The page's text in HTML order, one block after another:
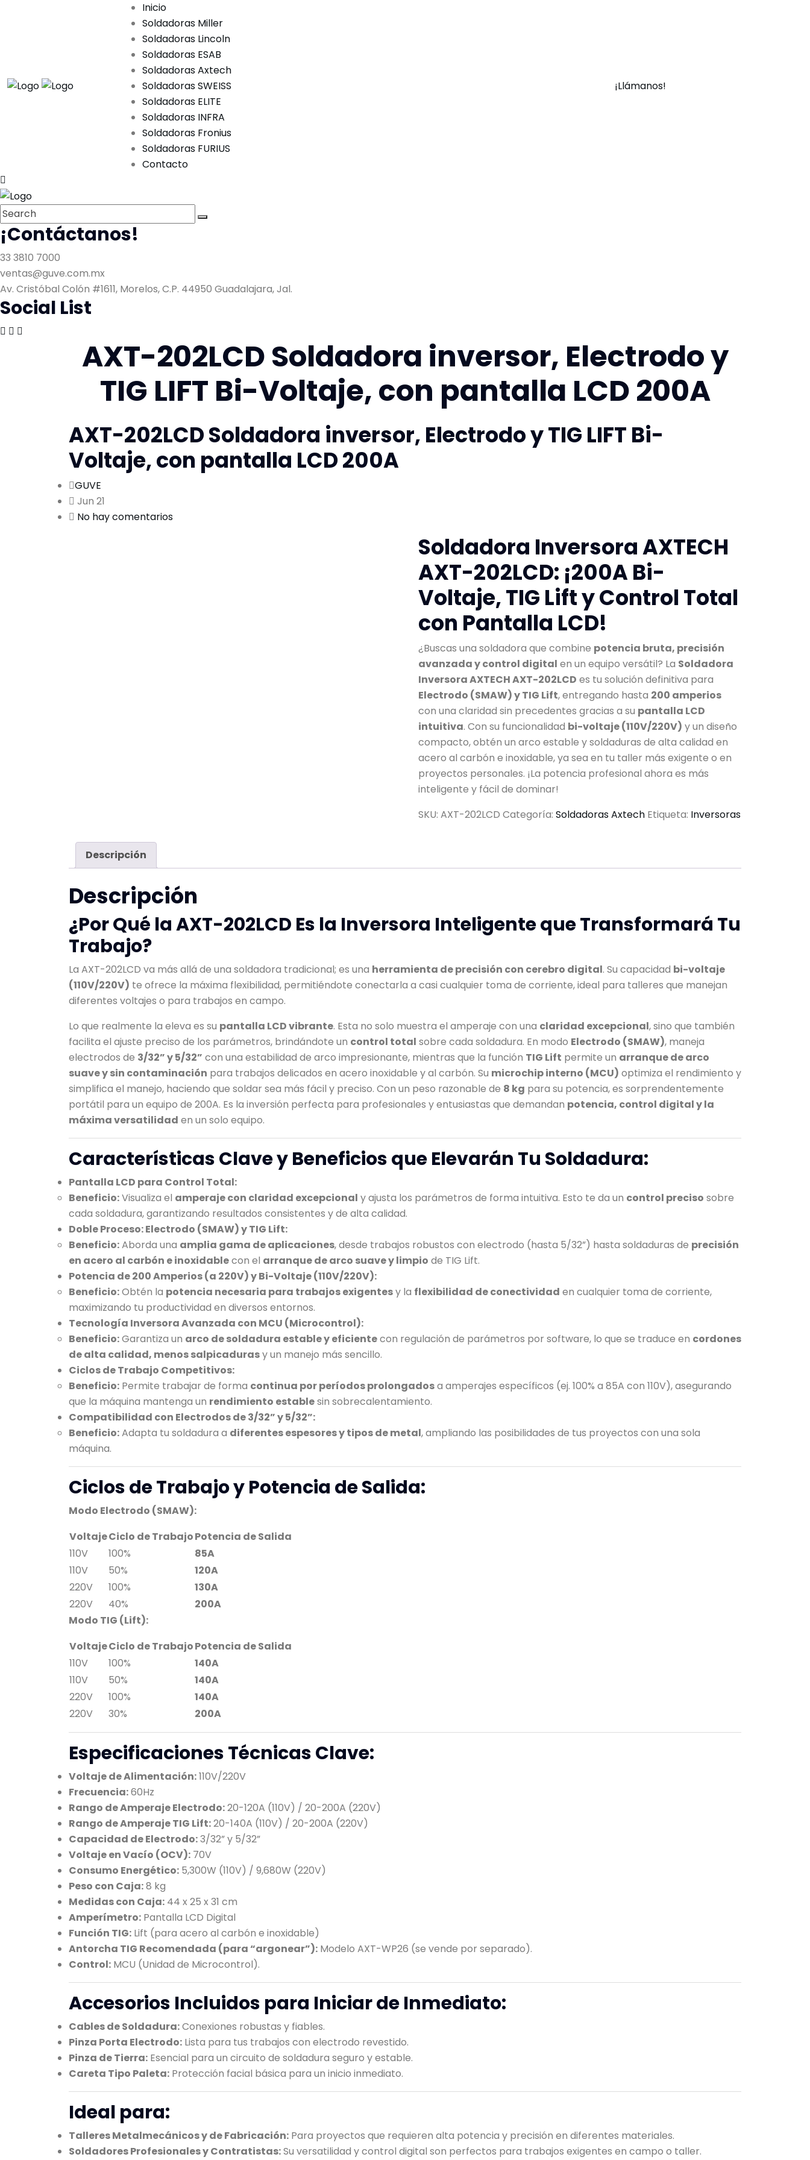
Inicio
Soldadoras Miller
Soldadoras Lincoln
Soldadoras ESAB
Soldadoras Axtech
Soldadoras SWEISS
Soldadoras ELITE
Soldadoras INFRA
Soldadoras Fronius
Soldadoras FURIUS
Contacto
¡Llámanos!
¡Contáctanos!
33 3810 7000
ventas@guve.com.mx
Av. Cristóbal Colón #1611, Morelos, C.P. 44950 Guadalajara, Jal.
Social List
AXT-202LCD Soldadora inversor, Electrodo y
TIG LIFT Bi-Voltaje, con pantalla LCD 200A
AXT-202LCD Soldadora inversor, Electrodo y TIG LIFT Bi-
Voltaje, con pantalla LCD 200A
GUVE
Jun 21
No hay comentarios
Soldadora Inversora AXTECH
AXT-202LCD: ¡200A Bi-
Voltaje, TIG Lift y Control Total
con Pantalla LCD!
¿Buscas una soldadora que combine potencia bruta, precisión
avanzada y control digital en un equipo versátil? La Soldadora
Inversora AXTECH AXT-202LCD es tu solución definitiva para
Electrodo (SMAW) y TIG Lift, entregando hasta 200 amperios
con una claridad sin precedentes gracias a su pantalla LCD
intuitiva. Con su funcionalidad bi-voltaje (110V/220V) y un diseño
compacto, obtén un arco estable y soldaduras de alta calidad en
acero al carbón e inoxidable, ya sea en tu taller más exigente o en
proyectos personales. ¡La potencia profesional ahora es más
inteligente y fácil de dominar!
SKU:AXT-202LCD Categoría:Soldadoras Axtech Etiqueta: Inversoras
Descripción
Descripción
¿Por Qué la AXT-202LCD Es la Inversora Inteligente que Transformará Tu
Trabajo?
La AXT-202LCD va más allá de una soldadora tradicional; es una herramienta de precisión con cerebro digital. Su capacidad bi-voltaje
(110V/220V) te ofrece la máxima flexibilidad, permitiéndote conectarla a casi cualquier toma de corriente, ideal para talleres que manejan
diferentes voltajes o para trabajos en campo.
Lo que realmente la eleva es su pantalla LCD vibrante. Esta no solo muestra el amperaje con una claridad excepcional, sino que también
facilita el ajuste preciso de los parámetros, brindándote un control total sobre cada soldadura. En modo Electrodo (SMAW), maneja
electrodos de 3/32” y 5/32” con una estabilidad de arco impresionante, mientras que la función TIG Lift permite un arranque de arco
suave y sin contaminación para trabajos delicados en acero inoxidable y al carbón. Su microchip interno (MCU) optimiza el rendimiento y
simplifica el manejo, haciendo que soldar sea más fácil y preciso. Con un peso razonable de 8 kg para su potencia, es sorprendentemente
portátil para un equipo de 200A. Es la inversión perfecta para profesionales y entusiastas que demandan potencia, control digital y la
máxima versatilidad en un solo equipo.
Características Clave y Beneficios que Elevarán Tu Soldadura:
Pantalla LCD para Control Total:
Beneficio:Visualiza el amperaje con claridad excepcional y ajusta los parámetros de forma intuitiva. Esto te da un control preciso sobre
cada soldadura, garantizando resultados consistentes y de alta calidad.
Doble Proceso: Electrodo (SMAW) y TIG Lift:
Beneficio:Aborda una amplia gama de aplicaciones, desde trabajos robustos con electrodo (hasta 5/32”) hasta soldaduras de precisión
en acero al carbón e inoxidablecon el arranque de arco suave y limpio de TIG Lift.
Potencia de 200 Amperios (a 220V) y Bi-Voltaje (110V/220V):
Beneficio:Obtén la potencia necesaria para trabajos exigentesy la flexibilidad de conectividad en cualquier toma de corriente,
maximizando tu productividad en diversos entornos.
Tecnología Inversora Avanzada con MCU (Microcontrol):
Beneficio:Garantiza un arco de soldadura estable y eficientecon regulación de parámetros por software, lo que se traduce en cordones
de alta calidad, menos salpicadurasy un manejo más sencillo.
Ciclos de Trabajo Competitivos:
Beneficio: Permite trabajar de forma continua por períodos prolongadosa amperajes específicos (ej. 100% a 85A con 110V), asegurando
que la máquina mantenga un rendimiento establesin sobrecalentamiento.
Compatibilidad con Electrodos de 3/32” y 5/32”:
Beneficio:Adapta tu soldadura a diferentes espesores y tipos de metal, ampliando las posibilidades de tus proyectos con una sola
máquina.
Ciclos de Trabajo y Potencia de Salida:
Modo Electrodo (SMAW):
VoltajeCiclo de TrabajoPotencia de Salida
110V
100%
85A
110V
50%
120A
220V
100%
130A
220V
40%
200A
Modo TIG (Lift):
VoltajeCiclo de TrabajoPotencia de Salida
110V
100%
140A
110V
50%
140A
220V
100%
140A
220V
30% 200A
Especificaciones Técnicas Clave:
Voltaje de Alimentación:110V/220V
Frecuencia:60Hz
Rango de Amperaje Electrodo:20-120A (110V) / 20-200A (220V)
Rango de Amperaje TIG Lift:20-140A (110V) / 20-200A (220V)
Capacidad de Electrodo:3/32” y 5/32”
Voltaje en Vacío (OCV): 70V
Consumo Energético: 5,300W (110V) / 9,680W (220V)
Peso con Caja:8 kg
Medidas con Caja: 44 x 25 x 31 cm
Amperímetro: Pantalla LCD Digital
Función TIG: Lift (para acero al carbón e inoxidable)
Antorcha TIG Recomendada (para “argonear”): Modelo AXT-WP26 (se vende por separado).
Control: MCU (Unidad de Microcontrol).
Accesorios Incluidos para Iniciar de Inmediato:
Cables de Soldadura:Conexiones robustas y fiables.
Pinza Porta Electrodo: Lista para tus trabajos con electrodo revestido.
Pinza de Tierra: Esencial para un circuito de soldadura seguro y estable.
Careta Tipo Paleta: Protección facial básica para un inicio inmediato.
Ideal para:
Talleres Metalmecánicos y de Fabricación: Para proyectos que requieren alta potencia y precisión en diferentes materiales.
Soldadores Profesionales y Contratistas:Su versatilidad y control digital son perfectos para trabajos exigentes en campo o taller.